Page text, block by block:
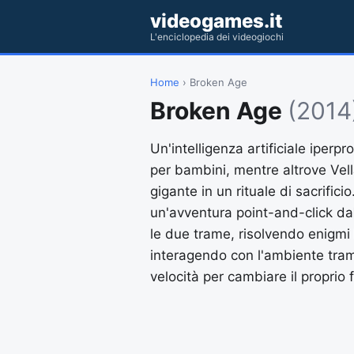
videogames.it
L'enciclopedia dei videogiochi
Home › Broken Age
Broken Age
Un'intelligenza artificiale
per bambini, mentre altrove
gigante in un rituale di
un'avventura point-and-click
le due trame, risolvendo
interagendo con l'ambiente
velocità per cambiare il proprio